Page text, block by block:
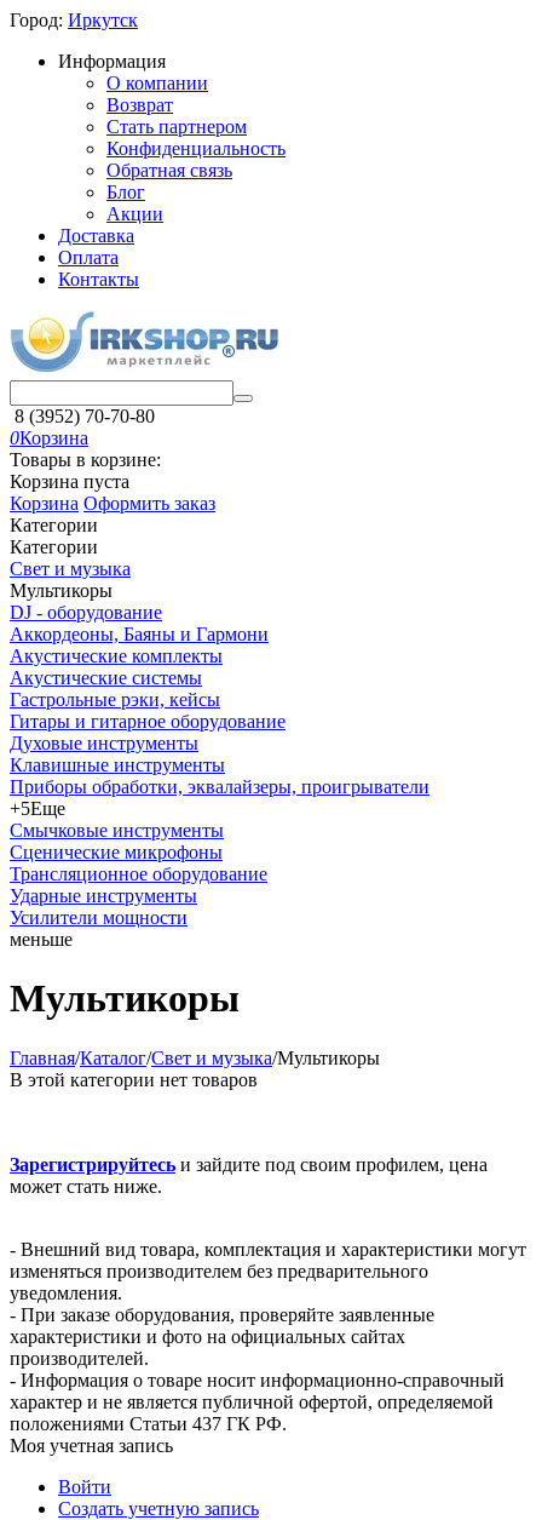
Город: Иркутск
Информация
О компании
Возврат
Стать партнером
Конфиденциальность
Обратная связь
Блог
Акции
Доставка
Оплата
Контакты
8 (3952) 70-70-80
0Корзина
Товары в корзине:
Корзина пуста
Корзина Оформить заказ
Категории
Категории
Свет и музыка
Мультикоры
DJ - оборудование
Аккордеоны, Баяны и Гармони
Акустические комплекты
Акустические системы
Гастрольные рэки, кейсы
Гитары и гитарное оборудование
Духовые инструменты
Клавишные инструменты
Приборы обработки, эквалайзеры, проигрыватели
+5Еще
Смычковые инструменты
Сценические микрофоны
Трансляционное оборудование
Ударные инструменты
Усилители мощности
меньше
Мультикоры
Главная/Каталог/Свет и музыка/Мультикоры
В этой категории нет товаров
Зарегистрируйтесь и зайдите под своим профилем, цена
может стать ниже.
- Внешний вид товара, комплектация и характеристики могут
изменяться производителем без предварительного
уведомления.
- При заказе оборудования, проверяйте заявленные
характеристики и фото на официальных сайтах
производителей.
- Информация о товаре носит информационно-справочный
характер и не является публичной офертой, определяемой
положениями Статьи 437 ГК РФ.
Моя учетная запись
Войти
Создать учетную запись